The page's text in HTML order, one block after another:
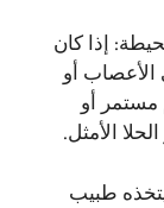
إذا كان
أو
مستمر أو
الأمثل.
طبيب